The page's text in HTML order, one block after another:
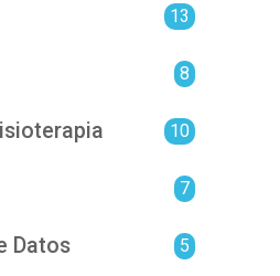
13
8
10
7
Datos 5